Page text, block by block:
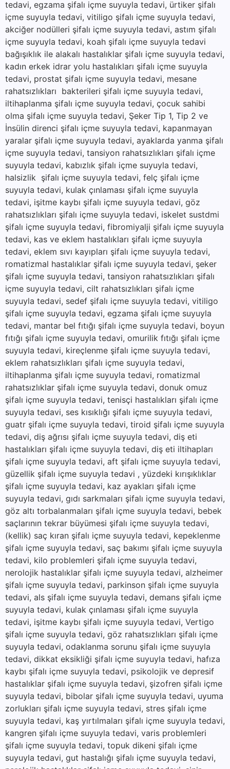
tedavi, egzama şifalı içme suyuyla tedavi, ürtiker şifalı
içme suyuyla tedavi, vitiligo şifalı içme suyuyla tedavi,
akciğer nodülleri şifalı içme suyuyla tedavi, astım şifalı
içme suyuyla tedavi, koah şifalı içme suyuyla tedavi
bağışıklık ile alakalı hastalıklar şifalı içme suyuyla tedavi,
kadın erkek idrar yolu hastalıkları şifalı içme suyuyla
tedavi, prostat şifalı içme suyuyla tedavi, mesane
rahatsızlıkları bakterileri şifalı içme suyuyla tedavi,
iltihaplanma şifalı içme suyuyla tedavi, çocuk sahibi
olma şifalı içme suyuyla tedavi, Şeker Tip 1, Tip 2 ve
İnsülin direnci şifalı içme suyuyla tedavi, kapanmayan
yaralar şifalı içme suyuyla tedavi, ayaklarda yanma şifalı
içme suyuyla tedavi, tansiyon rahatsızlıkları şifalı içme
suyuyla tedavi, kabızlık şifalı içme suyuyla tedavi,
halsizlik şifalı içme suyuyla tedavi, felç şifalı içme
suyuyla tedavi, kulak çınlaması şifalı içme suyuyla
tedavi, işitme kaybı şifalı içme suyuyla tedavi, göz
rahatsızlıkları şifalı içme suyuyla tedavi, iskelet sustdmi
şifalı içme suyuyla tedavi, fibromiyalji şifalı içme suyuyla
tedavi, kas ve eklem hastalıkları şifalı içme suyuyla
tedavi, eklem sıvı kayıpları şifalı içme suyuyla tedavi,
romatizmal hastalıklar şifalı içme suyuyla tedavi, şeker
şifalı içme suyuyla tedavi, tansiyon rahatsızlıkları şifalı
içme suyuyla tedavi, cilt rahatsızlıkları şifalı içme
suyuyla tedavi, sedef şifalı içme suyuyla tedavi, vitiligo
şifalı içme suyuyla tedavi, egzama şifalı içme suyuyla
tedavi, mantar bel fıtığı şifalı içme suyuyla tedavi, boyun
fıtığı şifalı içme suyuyla tedavi, omurilik fıtığı şifalı içme
suyuyla tedavi, kireçlenme şifalı içme suyuyla tedavi,
eklem rahatsızlıkları şifalı içme suyuyla tedavi,
iltihaplanma şifalı içme suyuyla tedavi, romatizmal
rahatsızlıklar şifalı içme suyuyla tedavi, donuk omuz
şifalı içme suyuyla tedavi, tenisçi hastalıkları şifalı içme
suyuyla tedavi, ses kısıklığı şifalı içme suyuyla tedavi,
guatr şifalı içme suyuyla tedavi, tiroid şifalı içme suyuyla
tedavi, diş ağrısı şifalı içme suyuyla tedavi, diş eti
hastalıkları şifalı içme suyuyla tedavi, diş eti iltihapları
şifalı içme suyuyla tedavi, aft şifalı içme suyuyla tedavi,
güzellik şifalı içme suyuyla tedavi , yüzdeki kırışıklıklar
şifalı içme suyuyla tedavi, kaz ayakları şifalı içme
suyuyla tedavi, gıdı sarkmaları şifalı içme suyuyla tedavi,
göz altı torbalanmaları şifalı içme suyuyla tedavi, bebek
saçlarının tekrar büyümesi şifalı içme suyuyla tedavi,
(kellik) saç kıran şifalı içme suyuyla tedavi, kepeklenme
şifalı içme suyuyla tedavi, saç bakımı şifalı içme suyuyla
tedavi, kilo problemleri şifalı içme suyuyla tedavi,
nerolojik hastalıklar şifalı içme suyuyla tedavi, alzheimer
şifalı içme suyuyla tedavi, parkinson şifalı içme suyuyla
tedavi, als şifalı içme suyuyla tedavi, demans şifalı içme
suyuyla tedavi, kulak çınlaması şifalı içme suyuyla
tedavi, işitme kaybı şifalı içme suyuyla tedavi, Vertigo
şifalı içme suyuyla tedavi, göz rahatsızlıkları şifalı içme
suyuyla tedavi, odaklanma sorunu şifalı içme suyuyla
tedavi, dikkat eksikliği şifalı içme suyuyla tedavi, hafıza
kaybı şifalı içme suyuyla tedavi, psikolojik ve depresif
hastalıklar şifalı içme suyuyla tedavi, şizofren şifalı içme
suyuyla tedavi, bibolar şifalı içme suyuyla tedavi, uyuma
zorlukları şifalı içme suyuyla tedavi, stres şifalı içme
suyuyla tedavi, kaş yırtılmaları şifalı içme suyuyla tedavi,
kangren şifalı içme suyuyla tedavi, varis problemleri
şifalı içme suyuyla tedavi, topuk dikeni şifalı içme
suyuyla tedavi, gut hastalığı şifalı içme suyuyla tedavi,